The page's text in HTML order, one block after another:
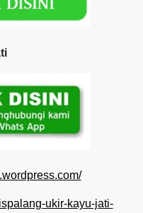
ukir-kayu-jati-